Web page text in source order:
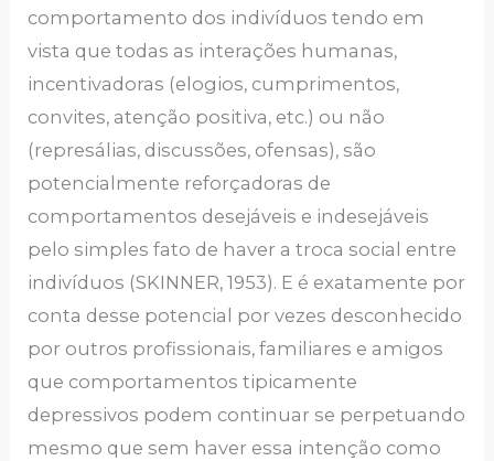
comportamento dos indivíduos tendo em
vista que todas as interações humanas,
incentivadoras (elogios, cumprimentos,
convites, atenção positiva, etc.) ou não
(represálias, discussões, ofensas), são
potencialmente reforçadoras de
comportamentos desejáveis e indesejáveis
pelo simples fato de haver a troca social entre
indivíduos (SKINNER, 1953). E é exatamente por
conta desse potencial por vezes desconhecido
por outros profissionais, familiares e amigos
que comportamentos tipicamente
depressivos podem continuar se perpetuando
mesmo que sem haver essa intenção como